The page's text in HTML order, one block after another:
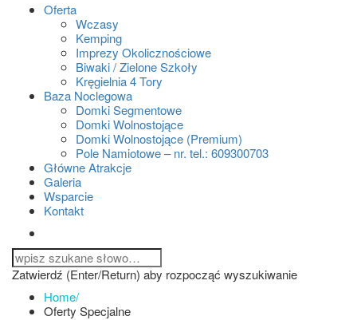
Oferta
Wczasy
Kemping
Imprezy Okolicznościowe
Biwaki / Zielone Szkoły
Kręgielnia 4 Tory
Baza Noclegowa
Domki Segmentowe
Domki Wolnostojące
Domki Wolnostojące (Premium)
Pole Namiotowe – nr. tel.: 609300703
Główne Atrakcje
Galeria
Wsparcie
Kontakt
Zatwierdź (Enter/Return) aby rozpocząć wyszukiwanie
Home/
Oferty Specjalne